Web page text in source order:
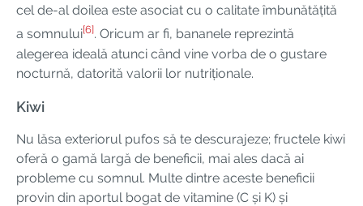
cel de-al doilea este asociat cu o calitate îmbunătățită
a somnului[6] . Oricum ar fi, bananele reprezintă
alegerea ideală atunci când vine vorba de o gustare
nocturnă, datorită valorii lor nutriționale.
Kiwi
Nu lăsa exteriorul pufos să te descurajeze; fructele kiwi
oferă o gamă largă de beneficii, mai ales dacă ai
probleme cu somnul. Multe dintre aceste beneficii
provin din aportul bogat de vitamine (C și K) și